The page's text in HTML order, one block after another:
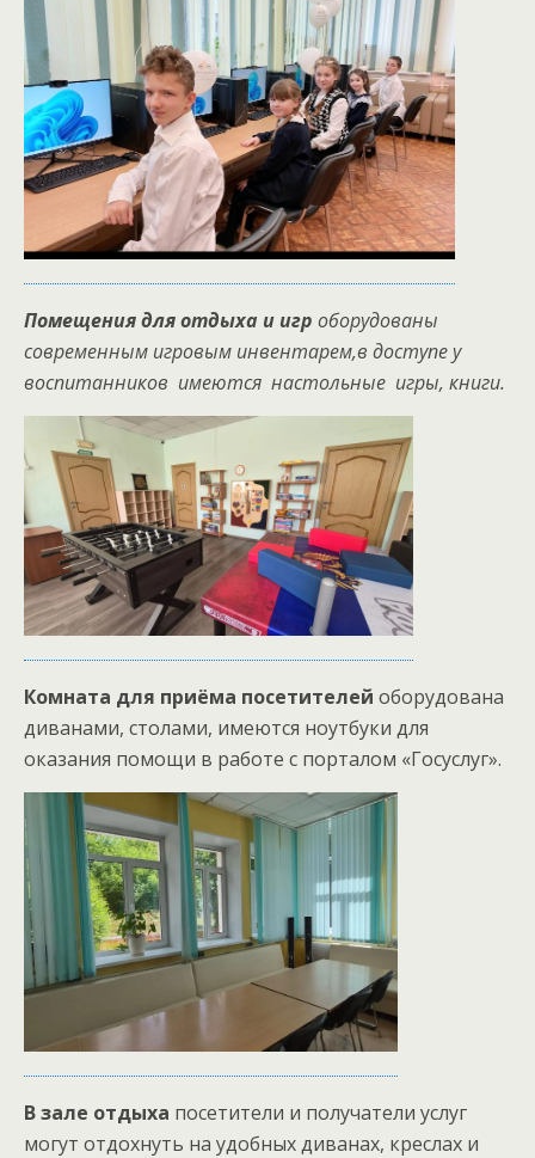
Помещения для отдыха и игр оборудованы
современным игровым инвентарем,в доступе у
воспитанников имеются настольные игры, книги.
Комната для приёма посетителей оборудована
диванами, столами, имеются ноутбуки для
оказания помощи в работе с порталом «Госуслуг».
В зале отдыха посетители и получатели услуг
могут отдохнуть на удобных диванах, креслах и